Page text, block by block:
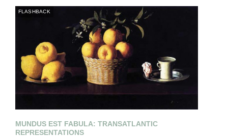
FLASHBACK
MUNDUS EST FABULA: TRANSATLANTIC
REPRESENTATIONS